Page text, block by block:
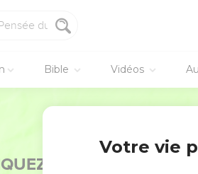
Bible Vidéos
PAS L’ÉVÉNEMENT
Votre vie